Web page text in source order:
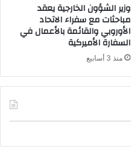
وزير الشؤون الخارجية يعقد
مباحثات مع سفراء الاتحاد
الأوروبي والقائمة بالأعمال في
السفارة الأميركية
منذ 3 أسابيع